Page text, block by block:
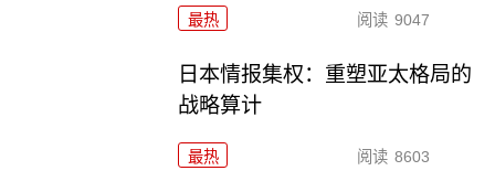
最热 阅读 9047
日本情报集权：重塑亚太格局的
战略算计
最热 阅读 8603